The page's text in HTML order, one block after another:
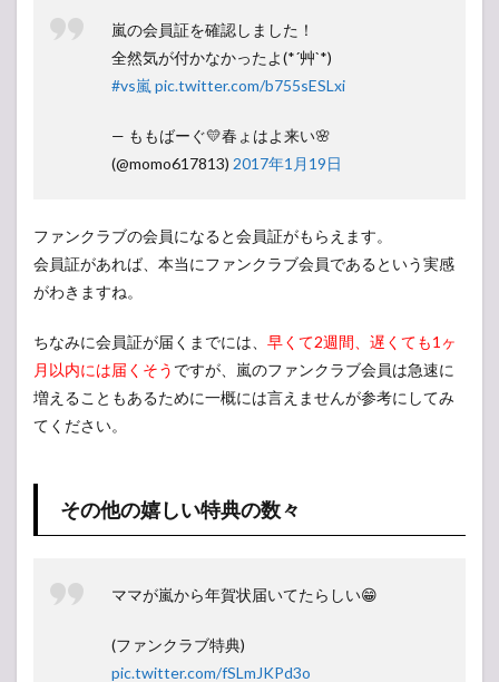
嵐の会員証を確認しました！
全然気が付かなかったよ(*´艸`*)
#vs嵐 pic.twitter.com/b755sESLxi
— ももばーぐ💛春ょはよ来い🌸
(@momo617813) 2017年1月19日
ファンクラブの会員になると会員証がもらえます。
会員証があれば、本当にファンクラブ会員であるという実感
がわきますね。
ちなみに会員証が届くまでには、 早くて2週間、遅くても1ヶ
月以内には届くそう ですが、嵐のファンクラブ会員は急速に
増えることもあるために一概には言えませんが参考にしてみ
てください。
その他の嬉しい特典の数々
ママが嵐から年賀状届いてたらしい😁
(ファンクラブ特典)
pic.twitter.com/fSLmJKPd3o